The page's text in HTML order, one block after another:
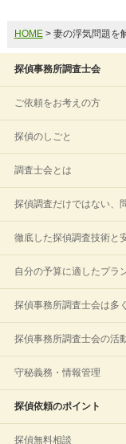
HOME> 妻の浮気問題を
探偵事務所調査士会
ご依頼をお考えの方
探偵のしごと
調査士会とは
探偵調査だけではない、
徹底した探偵調査技術と
自分の予算に適したプラ
探偵事務所調査士会は多
探偵事務所調査士会の活
守秘義務・情報管理
探偵依頼のポイント
探偵無料相談